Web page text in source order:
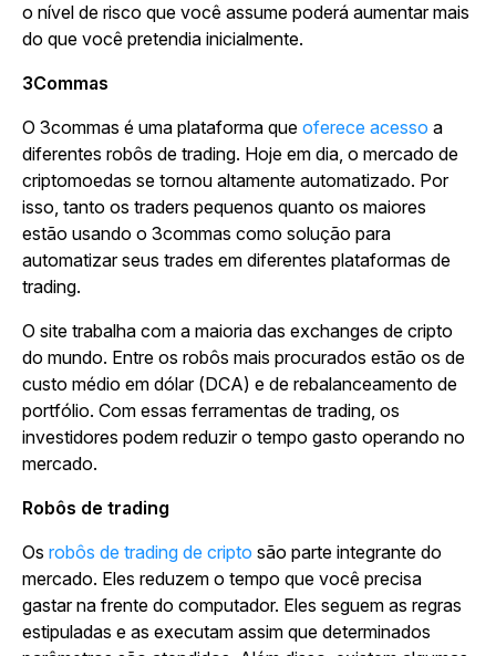
o nível de risco que você assume poderá aumentar mais
do que você pretendia inicialmente.
3Commas
O 3commas é uma plataforma que oferece acesso a
diferentes robôs de trading. Hoje em dia, o mercado de
criptomoedas se tornou altamente automatizado. Por
isso, tanto os traders pequenos quanto os maiores
estão usando o 3commas como solução para
automatizar seus trades em diferentes plataformas de
trading.
O site trabalha com a maioria das exchanges de cripto
do mundo. Entre os robôs mais procurados estão os de
custo médio em dólar (DCA) e de rebalanceamento de
portfólio. Com essas ferramentas de trading, os
investidores podem reduzir o tempo gasto operando no
mercado.
Robôs de trading
Os robôs de trading de cripto são parte integrante do
mercado. Eles reduzem o tempo que você precisa
gastar na frente do computador. Eles seguem as regras
estipuladas e as executam assim que determinados